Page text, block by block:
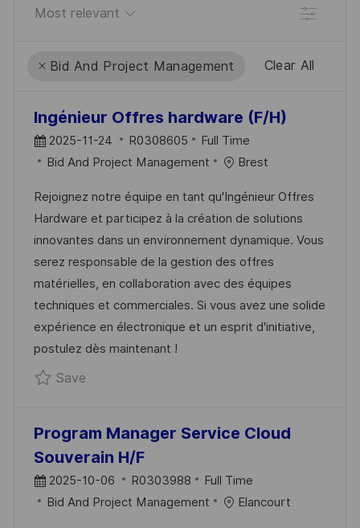
Filter
Bid And Project Management Clear All
results
updated
result
found
Ingénieur Offres hardware (F/H)
P
O
T
E
D
D
A
T
E
2025-11-24
J
O
I
D
R0308605
Full Time
C
T
E
G
O
R
Y
Bid And Project Management Brest
Rejoignez notre équipe en tant qu'Ingénieur Offres
Hardware et participez à la création de solutions
innovantes dans un environnement dynamique. Vous
serez responsable de la gestion des offres
matérielles, en collaboration avec des équipes
techniques et commerciales. Si vous avez une solide
expérience en électronique et un esprit d'initiative,
postulez dès maintenant !
SaveSave Ingénieur Offres hardware (F/H)
Program Manager Service Cloud
Souverain H/F
P
O
2025-10-06
J
O
R0303988
Full Time
C
Bid And Project Management Elancourt